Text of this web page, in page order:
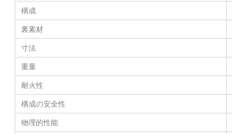
構成
裏素材
寸法
重量
耐火性
構成の安全性
物理的性能